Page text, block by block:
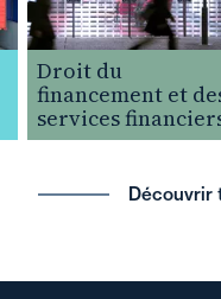
Droit du
financement et des
services financiers
Découvrir